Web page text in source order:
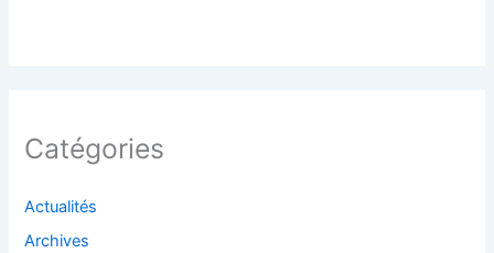
Catégories
Actualités
Archives